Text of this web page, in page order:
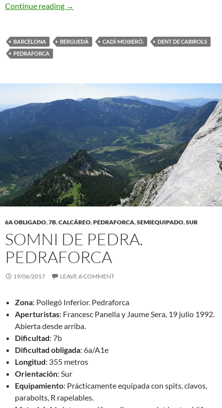
Continue reading Vía del Guarda. Pedraforca
→
BARCELONA BERGUEDÀ CADÍ-MOIXERÓ.
DENT DE CABIROLS
PEDRAFORCA
6A OBLIGADO,7B,CALCÁREO,PEDRAFORCA,SEMIEQUIPADO,SUR
SOMNI DE PEDRA.
PEDRAFORCA
19/06/2017 LEAVE A COMMENT
Zona: Pollegó Inferior. Pedraforca
Aperturistas: Francesc Panella y Jaume Sera, 19 julio 1992.
Abierta desde arriba.
Dificultad: 7b
Dificultad obligada: 6a/A1e
Longitud: 355 metros
Orientación: Sur
Equipamiento: Prácticamente equipada con spits, clavos,
parabolts, R rapelables.